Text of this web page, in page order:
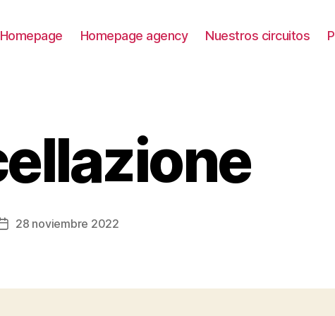
Homepage Homepage agency Nuestros circuitos
Fecha28 noviembre 2022